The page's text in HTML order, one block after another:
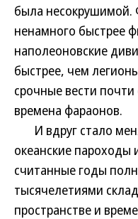
была несокрушимой.
ненамного быстрее
наполеоновские
быстрее, чем
срочные вести
времена фараонов.
И вдруг стало
океанские пароходы
считанные годы
тысячелетиями
пространстве и